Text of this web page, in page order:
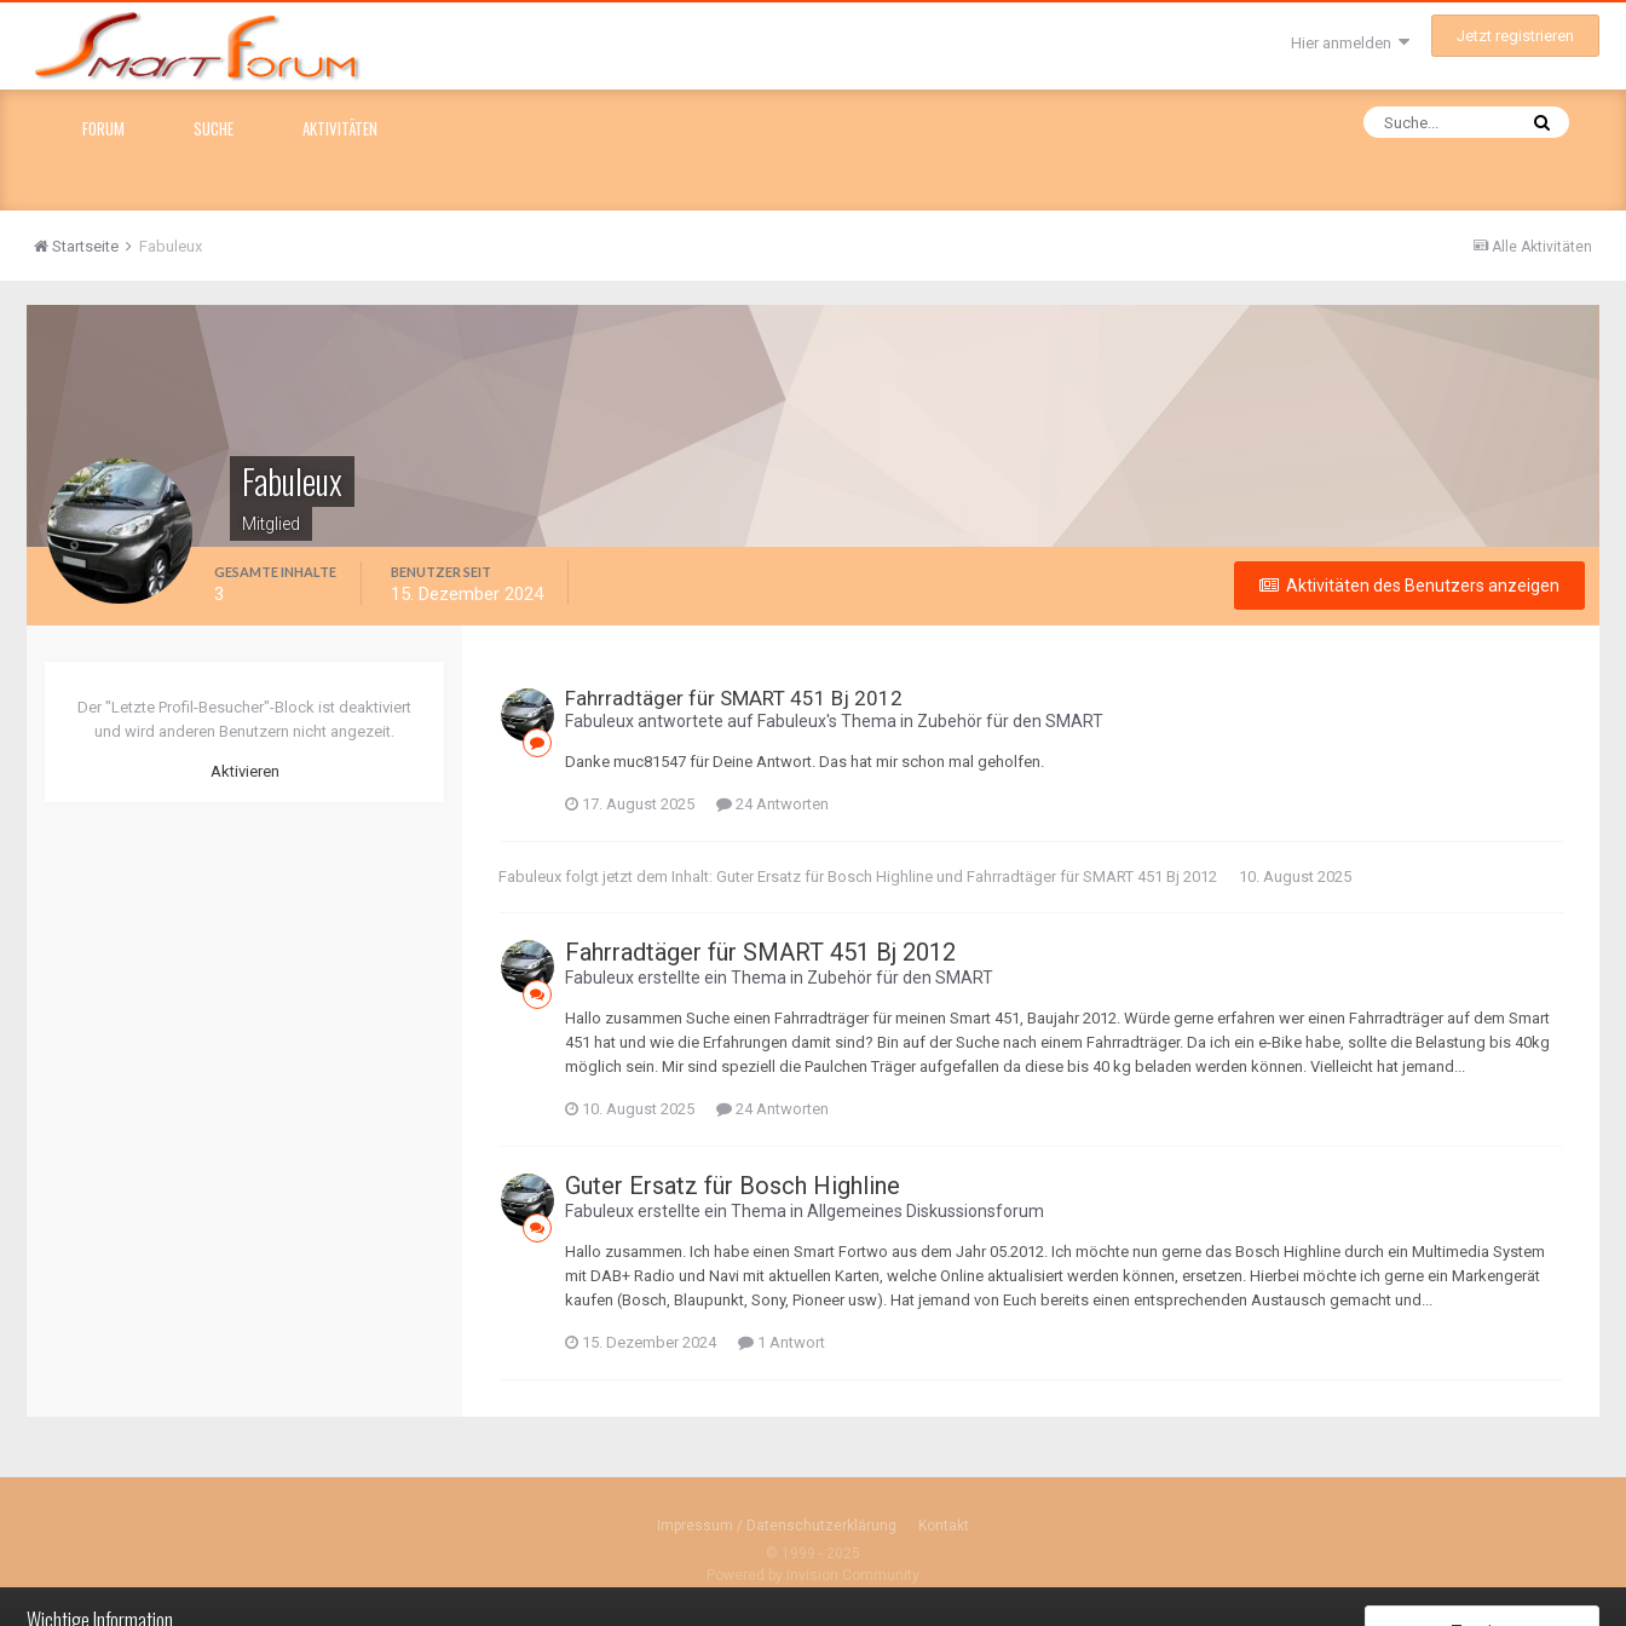
Hier anmelden Jetzt registrieren
FORUM SUCHE AKTIVITÄTEN
Alle Aktivitäten
Startseite Fabuleux
Fabuleux
Mitglied
Aktivitäten des Benutzers anzeigen
GESAMTE INHALTE
3
BENUTZER SEIT
15. Dezember 2024
Der "Letzte Profil-Besucher"-Block ist deaktiviert
und wird anderen Benutzern nicht angezeit.
Aktivieren
Fahrradtäger für SMART 451 Bj 2012
Fabuleuxantwortete auf Fabuleux's Thema in Zubehör für den SMART
Danke muc81547 für Deine Antwort. Das hat mir schon mal geholfen.
17. August 2025 24 Antworten
Fabuleux folgt jetzt dem Inhalt: Guter Ersatz für Bosch Highline und Fahrradtäger für SMART 451 Bj 2012 10. August 2025
Fahrradtäger für SMART 451 Bj 2012
Fabuleuxerstellte ein Thema in Zubehör für den SMART
Hallo zusammen Suche einen Fahrradträger für meinen Smart 451, Baujahr 2012. Würde gerne erfahren wer einen Fahrradträger auf dem Smart
451 hat und wie die Erfahrungen damit sind? Bin auf der Suche nach einem Fahrradträger. Da ich ein e-Bike habe, sollte die Belastung bis 40kg
möglich sein. Mir sind speziell die Paulchen Träger aufgefallen da diese bis 40 kg beladen werden können. Vielleicht hat jemand...
10. August 2025 24 Antworten
Guter Ersatz für Bosch Highline
Fabuleuxerstellte ein Thema in Allgemeines Diskussionsforum
Hallo zusammen. Ich habe einen Smart Fortwo aus dem Jahr 05.2012. Ich möchte nun gerne das Bosch Highline durch ein Multimedia System
mit DAB+ Radio und Navi mit aktuellen Karten, welche Online aktualisiert werden können, ersetzen. Hierbei möchte ich gerne ein Markengerät
kaufen (Bosch, Blaupunkt, Sony, Pioneer usw). Hat jemand von Euch bereits einen entsprechenden Austausch gemacht und...
15. Dezember 2024 1 Antwort
Impressum / Datenschutzerklärung
Kontakt
© 1999 - 2025
Powered by Invision Community
Wichtige Information